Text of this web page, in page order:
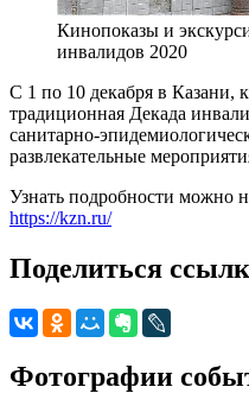
Кинопоказы и
инвалидов 2020
С 1 по 10 декабря в Казани,
традиционная Декада
санитарно-
развлекательные
Узнать подробности можно
https://kzn.ru/
Поделиться
Фотографии